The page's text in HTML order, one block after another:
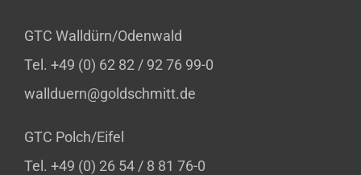
GTC Walldürn/Odenwald
Tel. +49 (0) 62 82 / 92 76 99-0
wallduern@goldschmitt.de
GTC Polch/Eifel
Tel. +49 (0) 26 54 / 8 81 76-0